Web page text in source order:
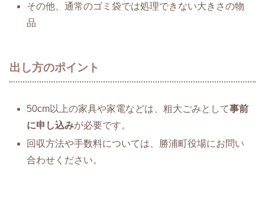
その他、通常のゴミ袋では処理できない大きさの物
品
出し方のポイント
50cm以上の家具や家電などは、粗大ごみとして事前
に申し込みが必要です。
回収方法や手数料については、勝浦町役場にお問い
合わせください。